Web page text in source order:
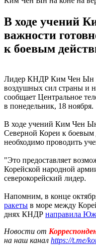
В ходе учений
важности
к боевым
Лидер КНДР Ким Чен Ын
воздушных сил страны и
сообщает Центральное
в понедельник, 18 ноября.
В ходе учений Ким Чен
Северной Кореи к боевым
необходимо проводить
"Это предоставляет
Корейской народной
северокорейский лидер.
Напомним, в конце
ракеты в море между
днях КНДР направила
Новости от
на наш канал https://t.me/